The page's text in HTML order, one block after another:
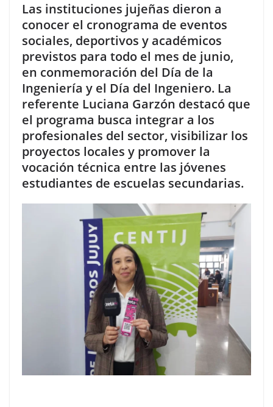
Las instituciones jujeñas dieron a
conocer el cronograma de eventos
sociales, deportivos y académicos
previstos para todo el mes de junio,
en conmemoración del Día de la
Ingeniería y el Día del Ingeniero. La
referente Luciana Garzón destacó que
el programa busca integrar a los
profesionales del sector, visibilizar los
proyectos locales y promover la
vocación técnica entre las jóvenes
estudiantes de escuelas secundarias.